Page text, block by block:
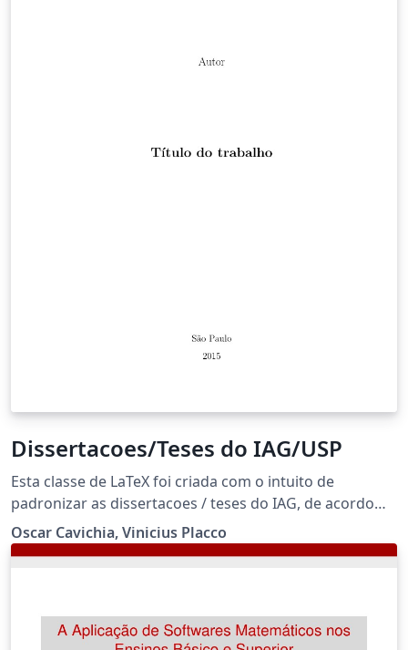
Dissertacoes/Teses do IAG/USP
Esta classe de LaTeX foi criada com o intuito de
padronizar as dissertacoes / teses do IAG, de acordo
com as normas e diretrizes da USP. Mais informações
em:
Oscar Cavichia, Vinicius Placco